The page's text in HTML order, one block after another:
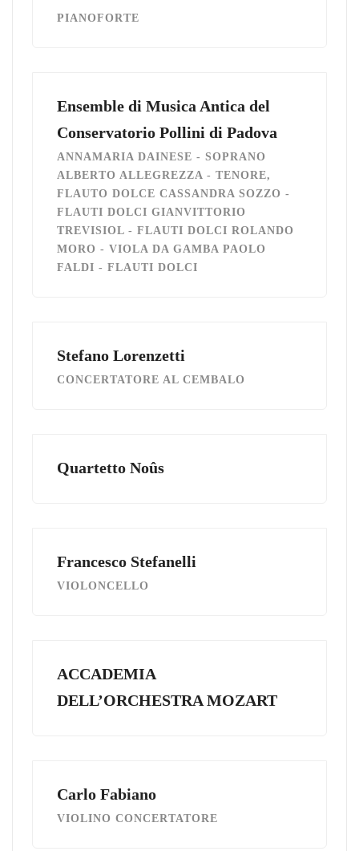
PIANOFORTE
Ensemble di Musica Antica del
Conservatorio Pollini di Padova
ANNAMARIA DAINESE - SOPRANO
ALBERTO ALLEGREZZA - TENORE,
FLAUTO DOLCE CASSANDRA SOZZO -
FLAUTI DOLCI GIANVITTORIO
TREVISIOL - FLAUTI DOLCI ROLANDO
MORO - VIOLA DA GAMBA PAOLO
FALDI - FLAUTI DOLCI
Stefano Lorenzetti
CONCERTATORE AL CEMBALO
Quartetto Noûs
Francesco Stefanelli
VIOLONCELLO
ACCADEMIA
DELL’ORCHESTRA MOZART
Carlo Fabiano
VIOLINO CONCERTATORE